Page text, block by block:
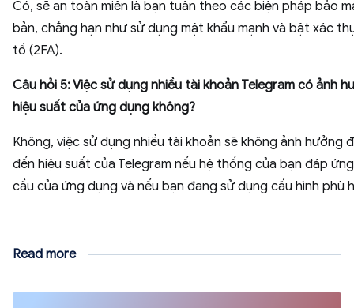
Có, sẽ an toàn miễn là bạn tuân theo các biện pháp bảo
bản, chẳng hạn như sử dụng mật khẩu mạnh và bật xác
tố (2FA).
Câu hỏi 5: Việc sử dụng nhiều tài khoản Telegram có ảnh
hiệu suất của ứng dụng không?
Không, việc sử dụng nhiều tài khoản sẽ không ảnh hưởng
đến hiệu suất của Telegram nếu hệ thống của bạn đáp
cầu của ứng dụng và nếu bạn đang sử dụng cấu hình phù
Read more